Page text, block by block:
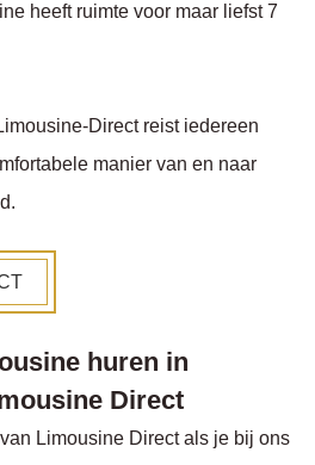
heeft ruimte voor maar liefst 7
Direct reist iedereen
manier van en naar
huren in
Direct
Limousine Direct als je bij ons